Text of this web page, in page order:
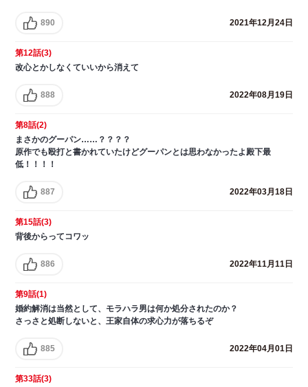
890 2021年12月24日
第12話(3)
改心とかしなくていいから消えて
888 2022年08月19日
第8話(2)
まさかのグーパン……？？？？
原作でも殴打と書かれていたけどグーパンとは思わなかったよ殿下最
低！！！！
887 2022年03月18日
第15話(3)
背後からってコワッ
886 2022年11月11日
第9話(1)
婚約解消は当然として、モラハラ男は何か処分されたのか？
さっさと処断しないと、王家自体の求心力が落ちるぞ
885 2022年04月01日
第33話(3)